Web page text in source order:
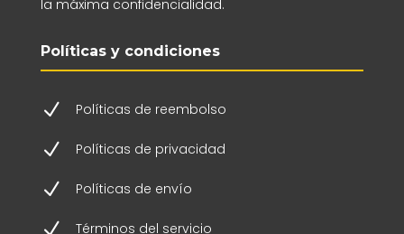
la máxima confidencialidad.
Políticas y condiciones
N Políticas de reembolso
N Políticas de privacidad
N Políticas de envío
N Términos del servicio